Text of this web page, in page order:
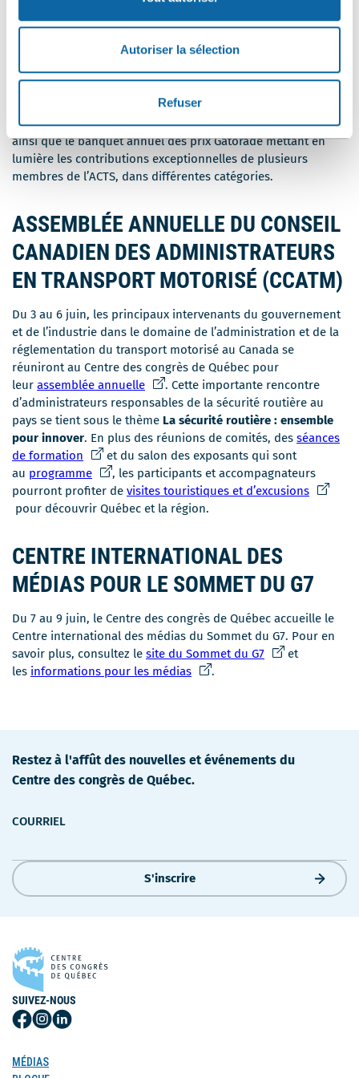
Autoriser la sélection
Refuser
tout le pays se réuniront au Centre des congrès de Québec à
l’occasion ducongrès nationalCe
s'ouvrira
dans
une
nouvelle
fenêtre
de l’Association
s'ouvrira
dans
une
nouvelle
lien
s'ouvrira
dans
une
fenêtre
du congrès inclut des réunions de
comités, des sessions de formation, un salon des exposants
ainsi que le banquet annuel des prix Gatorade mettant en
lumière les contributions exceptionnelles de plusieurs
membres de l’ACTS, dans différentes catégories.
ASSEMBLÉE ANNUELLE DU CONSEIL
CANADIEN DES ADMINISTRATEURS
EN TRANSPORT MOTORISÉ (CCATM)
Du 3 au 6 juin, les principaux intervenants du gouvernement
et de l’industrie dans le domaine de l’administration et de la
réglementation du transport motorisé au Canada se
réuniront au Centre des congrès de Québec pour
leur assemblée annuelleCe
lien
s'ouvrira
dans
une
nouvelle
fenêtre
. Cette importante rencontre
d’administrateurs responsables de la sécurité routière au
pays se tient sous le thème La sécurité routière : ensemble
pour innover. En plus des réunions de comités, des séances
de formation Ce
lien
s'ouvrira
dans
fenêtre
et du salon des exposants qui sont
au programmeCe
lien
s'ouvrira
nouvelle
fenêtre
, les participants et accompagnateurs
pourront profiter de visites touristiques et d’excusionsCe
nouvelle
fenêtre
pour découvrir Québec et la région.
CENTRE INTERNATIONAL DES
MÉDIAS POUR LE SOMMET DU G7
Du 7 au 9 juin, le Centre des congrès de Québec accueille le
Centre international des médias du Sommet du G7. Pour en
savoir plus, consultez le site du Sommet du G7Ce
fenêtre
et
les informations pour les médiasCe
nouvelle
fenêtre
.
Restez à l'affût des nouvelles et événements du
Centre des congrès de Québec.
COURRIEL
S'inscrire
SUIVEZ-NOUS
Suivez-
sur
Facebook
Suivez-
Instagram
Suivez-
MÉDIAS